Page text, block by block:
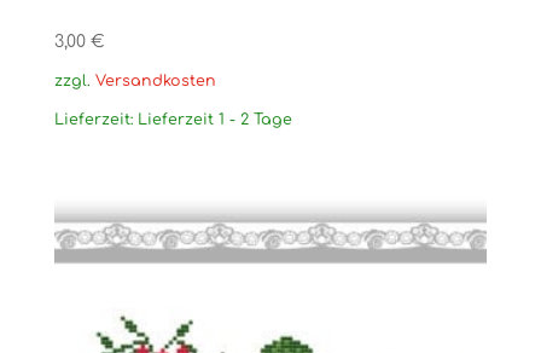
3,00 €
zzgl. Versandkosten
Lieferzeit: Lieferzeit 1 - 2 Tage